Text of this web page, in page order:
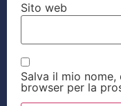
Sito web
Salva il mio
browser per la